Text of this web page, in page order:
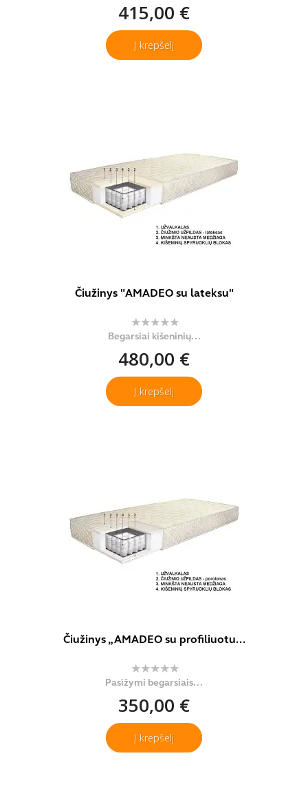
415,00 €
Į krepšelį
Čiužinys "AMADEO su lateksu"
Begarsiai kišeninių...
480,00 €
Į krepšelį
Čiužinys „AMADEO su profiliuotu...
Pasižymi begarsiais...
350,00 €
Į krepšelį